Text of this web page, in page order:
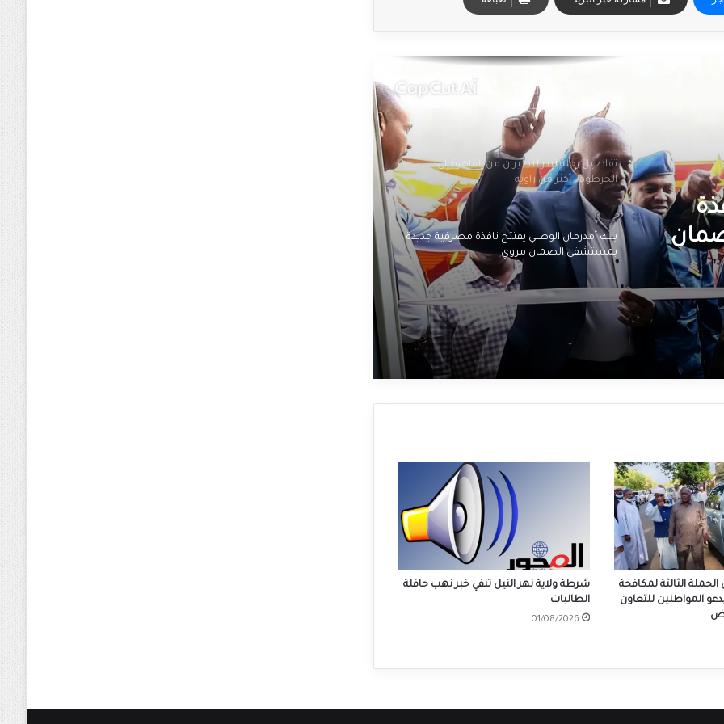
والي الجزيرة يعلن إعتماد الجامعات مرجعية
لقرارات حكومة الولاية
تفاصيل رحلة لبدر للطيران من القاهرة إلي
الخرطوم.. أكثر من زاوية
بنك أمدرمان الوطني يفتتح نافذة مصرفية جديدة
بمستشفى الضمان مروي
الثالثة لمكافحة
المواطنين للتعاون
شرطة ولاية نهر النيل تنفي خبر نهب حافلة
الطالبات
01/08/2026